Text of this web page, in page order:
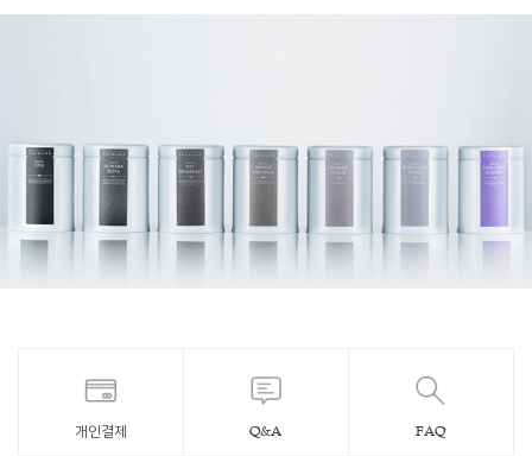
개인결제 Q&A FAQ